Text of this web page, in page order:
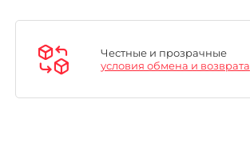
Честные и прозрачные
условия обмена и возврата